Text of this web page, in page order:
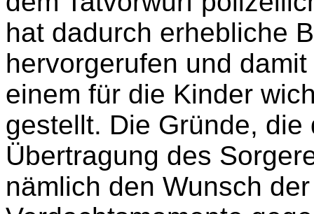
hat dadurch erhebliche
hervorgerufen und
einem für die Kinder
gestellt. Die Gründe, die
Übertragung des
nämlich den Wunsch